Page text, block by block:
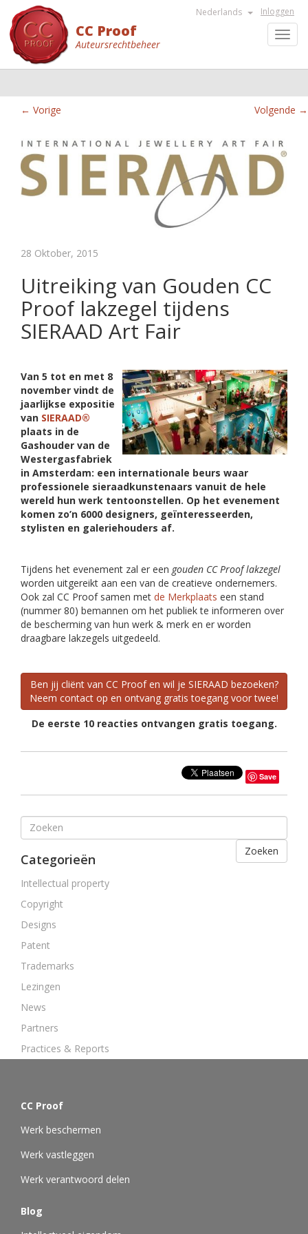
Inloggen
Nederlands
CC Proof
Auteursrechtbeheer
← Vorige Volgende →
28 Oktober, 2015
Uitreiking van Gouden CC
Proof lakzegel tijdens
SIERAAD Art Fair
Van 5 tot en met 8
november vindt de
jaarlijkse expositie
van SIERAAD®
plaats in de
Gashouder van de
Westergasfabriek
in Amsterdam: een internationale beurs waar
professionele sieraadkunstenaars vanuit de hele
wereld hun werk tentoonstellen. Op het evenement
komen zo’n 6000 designers, geïnteresseerden,
stylisten en galeriehouders af.
Tijdens het evenement zal er een gouden CC Proof lakzegel
worden uitgereikt aan een van de creatieve ondernemers.
Ook zal CC Proof samen met de Merkplaats een stand
(nummer 80) bemannen om het publiek te informeren over
de bescherming van hun werk & merk en er worden
draagbare lakzegels uitgedeeld.
Ben jij cliënt van CC Proof en wil je SIERAAD bezoeken?
Neem contact op en ontvang gratis toegang voor twee!
De eerste 10 reacties ontvangen gratis toegang.
Save
Zoeken
Categorieën
Intellectual property
Copyright
Designs
Patent
Trademarks
Lezingen
News
Partners
Practices & Reports
CC Proof
Werk beschermen
Werk vastleggen
Werk verantwoord delen
Blog